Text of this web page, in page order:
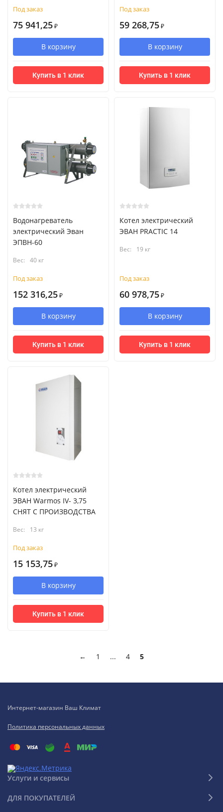
Под заказ
75 941,25 ₽
В корзину
Купить в 1 клик
Под заказ
59 268,75 ₽
В корзину
Купить в 1 клик
Водонагреватель
электрический Эван
ЭПВН-60
Вес: 40 кг
Под заказ
152 316,25 ₽
В корзину
Купить в 1 клик
Котел электрический
ЭВАН PRACTIC 14
Вес: 19 кг
Под заказ
60 978,75 ₽
В корзину
Купить в 1 клик
Котел электрический
ЭВАН Warmos IV- 3,75
СНЯТ С ПРОИЗВОДСТВА
Вес: 13 кг
Под заказ
15 153,75 ₽
В корзину
Купить в 1 клик
← 1 ... 4 5
Интернет-магазин Ваш Климат
Политика персональных данных
Услуги и сервисы
ДЛЯ ПОКУПАТЕЛЕЙ